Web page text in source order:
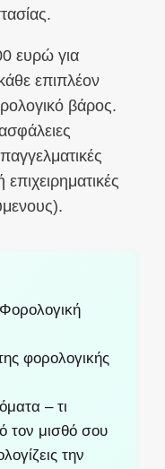
ευρώ για
επιπλέον
βάρος.
φορολογικής
– τι
τον μισθό σου
την